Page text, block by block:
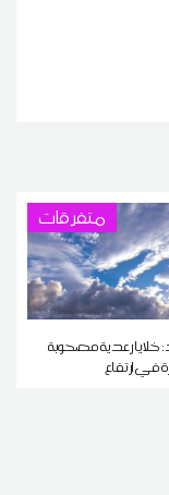
متفرقات
رعدية مصحوبة
في ارتفاع